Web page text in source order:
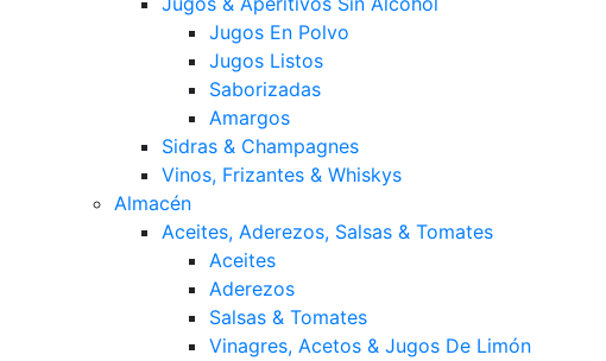
Jugos En Polvo
Jugos Listos
Saborizadas
Amargos
Sidras & Champagnes
Vinos, Frizantes & Whiskys
Almacén
Aceites, Aderezos, Salsas & Tomates
Aceites
Aderezos
Salsas & Tomates
Vinagres, Acetos & Jugos De Limón